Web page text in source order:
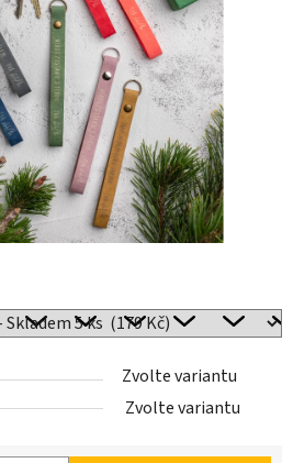
Zvolte variantu
Zvolte variantu